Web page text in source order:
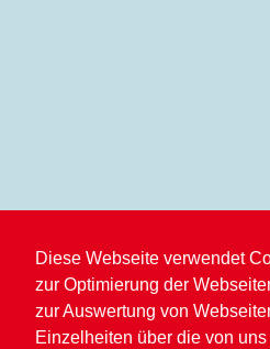
Diese Webseite verwendet
zur Optimierung der
zur Auswertung von
Einzelheiten über die von